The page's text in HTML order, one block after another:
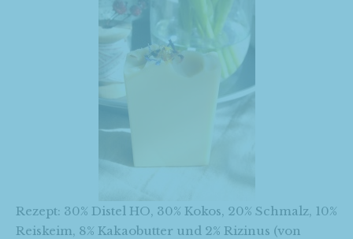
Rezept: 30% Distel HO, 30% Kokos, 20% Schmalz, 10%
Reiskeim, 8% Kakaobutter und 2% Rizinus (von